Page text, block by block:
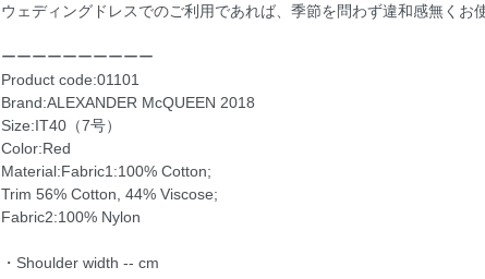
ウェディングドレスでのご利用であれば、季節を問わず違和感無くお
ーーーーーーーーーー
Product code:01101
Brand:ALEXANDER McQUEEN 2018
Size:IT40（7号）
Color:Red
Material:Fabric1:100% Cotton;
Trim 56% Cotton, 44% Viscose;
Fabric2:100% Nylon
・Shoulder width -- cm